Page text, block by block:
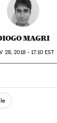
MAGRI
28, 2018 - 17:10 EST
Twitter
Redes Sociales